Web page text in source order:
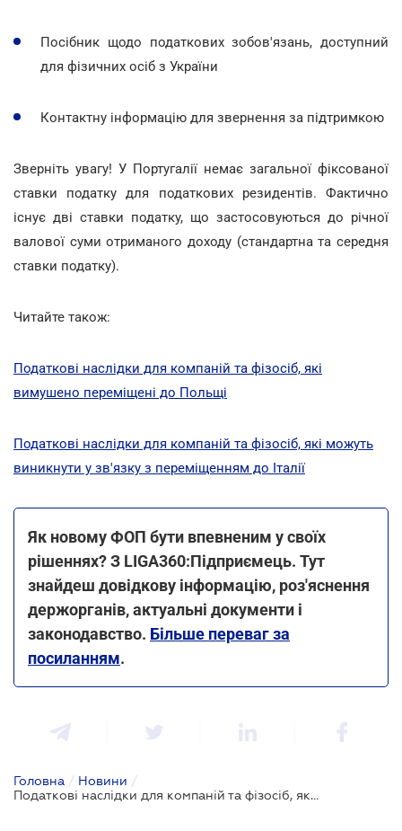
Посібник щодо податкових зобов'язань, доступний
для фізичних осіб з України
Контактну інформацію для звернення за підтримкою
Зверніть увагу! У Португалії немає загальної фіксованої
ставки податку для податкових резидентів. Фактично
існує дві ставки податку, що застосовуються до річної
валової суми отриманого доходу (стандартна та середня
ставки податку).
Читайте також:
Податкові наслідки для компаній та фізосіб, які
вимушено переміщені до Польщі
Податкові наслідки для компаній та фізосіб, які можуть
виникнути у зв'язку з переміщенням до Італії
Як новому ФОП бути впевненим у своїх
рішеннях? З LIGA360:Підприємець. Тут
знайдеш довідкову інформацію, роз'яснення
держорганів, актуальні документи і
законодавство. Більше переваг за
посиланням.
Головна / Новини /
Податкові наслідки для компаній та фізосіб, які вимушено переміщені до Португалії